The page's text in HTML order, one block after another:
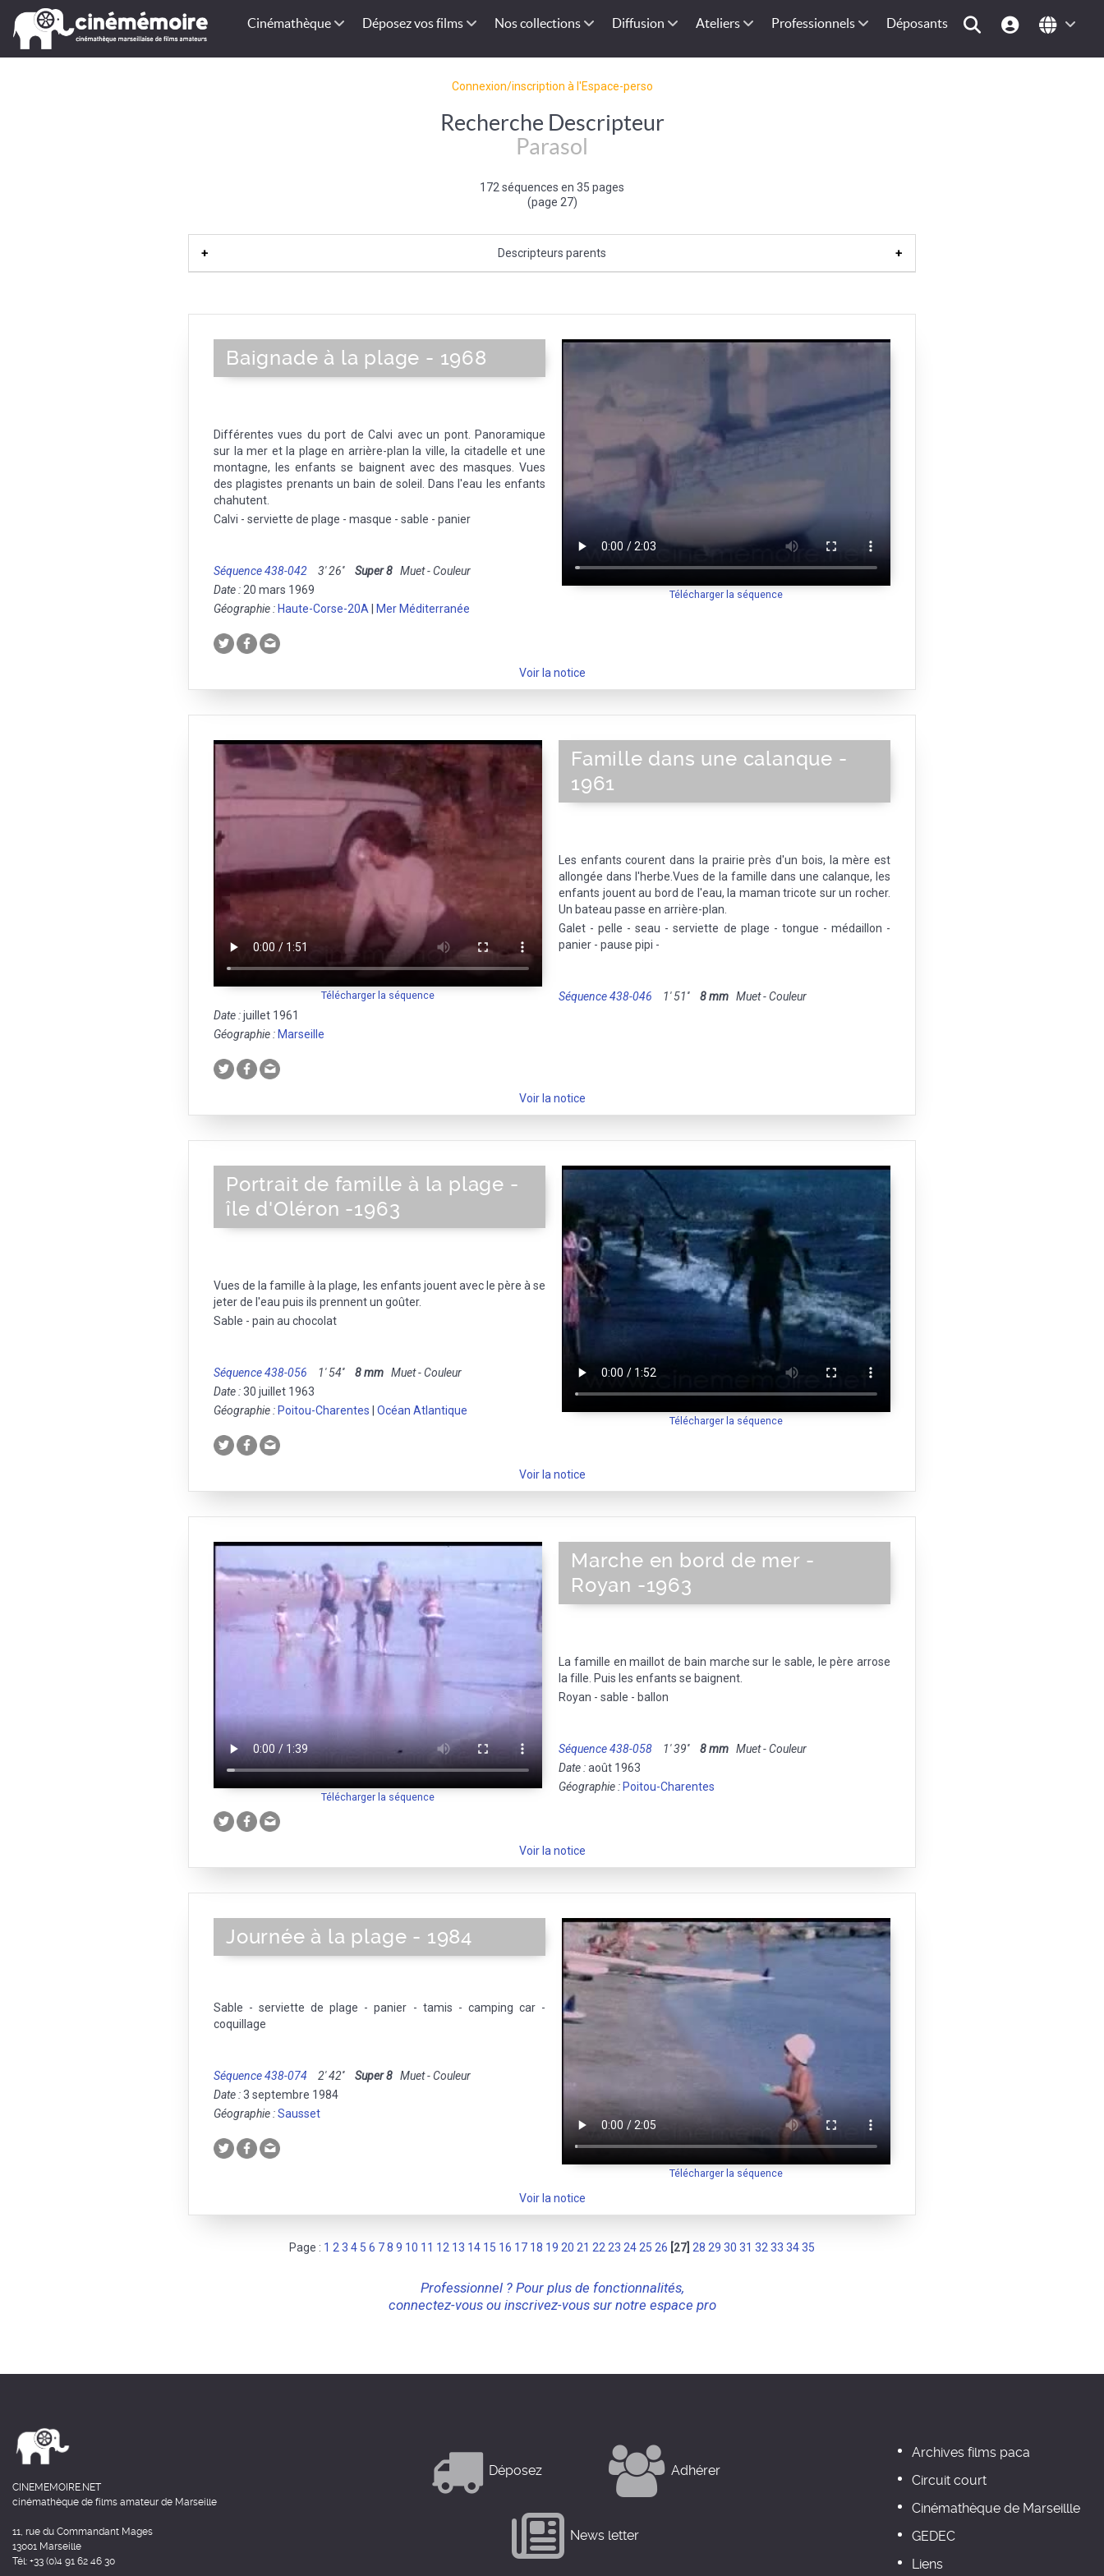
Cinémathèque Déposez vos films Nos collections Diffusion Ateliers Professionnels Déposants
Connexion/inscription à l'Espace-perso
Recherche Descripteur
Parasol
172 séquences en 35 pages
(page 27)
Descripteurs parents
Télécharger la séquence
Baignade à la plage - 1968
Différentes vues du port de Calvi avec un pont. Panoramique
sur la mer et la plage en arrière-plan la ville, la citadelle et une
montagne, les enfants se baignent avec des masques. Vues
des plagistes prenants un bain de soleil. Dans l'eau les enfants
chahutent.
Calvi - serviette de plage - masque - sable - panier
Séquence 438-042 3' 26'' Super 8 Muet - Couleur
Date : 20 mars 1969
Géographie : Haute-Corse-20A Mer Méditerranée
Voir la notice
Télécharger la séquence
Famille dans une calanque -
1961
Les enfants courent dans la prairie près d'un bois, la mère est
allongée dans l'herbe.Vues de la famille dans une calanque, les
enfants jouent au bord de l'eau, la maman tricote sur un rocher.
Un bateau passe en arrière-plan.
Galet - pelle - seau - serviette de plage - tongue - médaillon -
panier - pause pipi -
Séquence 438-046 1' 51'' 8 mm Muet - Couleur
Date :juillet 1961
Géographie : Marseille
Voir la notice
Télécharger la séquence
Portrait de famille à la plage -
île d'Oléron -1963
Vues de la famille à la plage, les enfants jouent avec le père à se
jeter de l'eau puis ils prennent un goûter.
Sable - pain au chocolat
Séquence 438-056 1' 54'' 8 mm Muet - Couleur
Date :30 juillet 1963
Géographie : Poitou-Charentes Océan Atlantique
Voir la notice
Télécharger la séquence
Marche en bord de mer -
Royan -1963
La famille en maillot de bain marche sur le sable, le père arrose
la fille. Puis les enfants se baignent.
Royan - sable - ballon
Séquence 438-058 1' 39'' 8 mm Muet - Couleur
Date :août 1963
Géographie : Poitou-Charentes
Voir la notice
Télécharger la séquence
Journée à la plage - 1984
Sable - serviette de plage - panier - tamis - camping car -
coquillage
Séquence 438-074 2' 42'' Super 8 Muet - Couleur
Date :3 septembre 1984
Géographie :Sausset
Voir la notice
Page : 1 2 3 4 5 6 78 9 10 11 12 13 14 15 16 17 18 19 20 21 22 23 24 25 26 [27] 28 29 30 31 32 33 3435
Professionnel ? Pour plus de fonctionnalités,
connectez-vous ou inscrivez-vous sur notre espace pro
CINEMEMOIRE.NET
cinémathèque de films amateur de Marseille
11, rue du Commandant Mages
13001 Marseille
Tél: +33 (0)4 91 62 46 30
Déposez Adhérer
News letter
Archives films paca
Circuit court
Cinémathèque de Marseillle
GEDEC
Liens